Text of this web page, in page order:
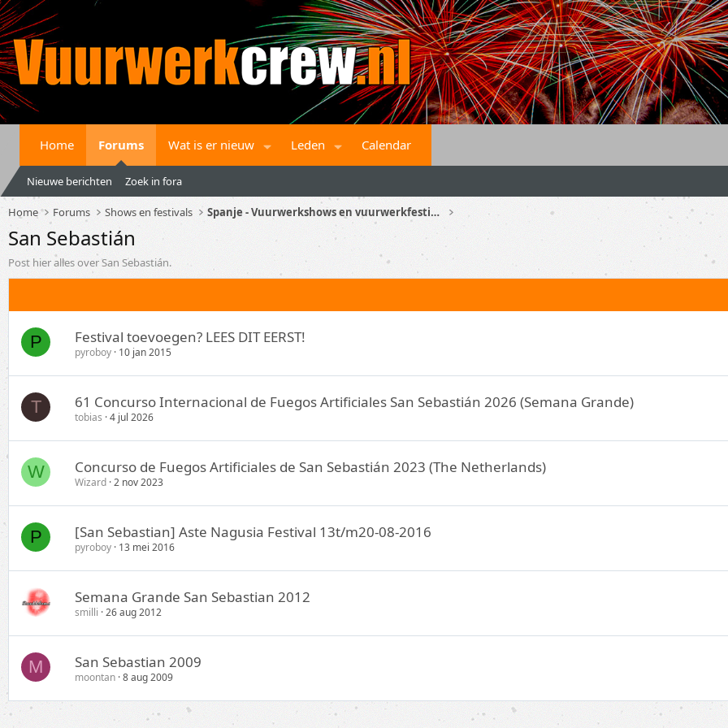
Home Forums Wat is er nieuw Leden Calendar
Nieuwe berichten Zoek in fora
Home Forums Shows en festivals Spanje - Vuurwerkshows en vuurwerkfestivals
San Sebastián
Post hier alles over San Sebastián.
P Festival toevoegen? LEES DIT EERST!
pyroboy 10 jan 2015
T 61 Concurso Internacional de Fuegos Artificiales San Sebastián 2026 (Semana Grande)
tobias 4 jul 2026
W Concurso de Fuegos Artificiales de San Sebastián 2023 (The Netherlands)
Wizard 2 nov 2023
P [San Sebastian] Aste Nagusia Festival 13t/m20-08-2016
pyroboy 13 mei 2016
Semana Grande San Sebastian 2012
smilli 26 aug 2012
M San Sebastian 2009
moontan 8 aug 2009